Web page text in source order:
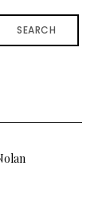
SEARCH